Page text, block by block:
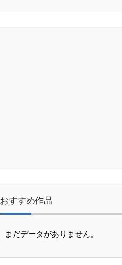
おすすめ作品
まだデータがありません。